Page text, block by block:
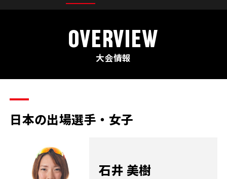
OVERVIEW
大会情報
日本の出場選手・女子
石井 美樹